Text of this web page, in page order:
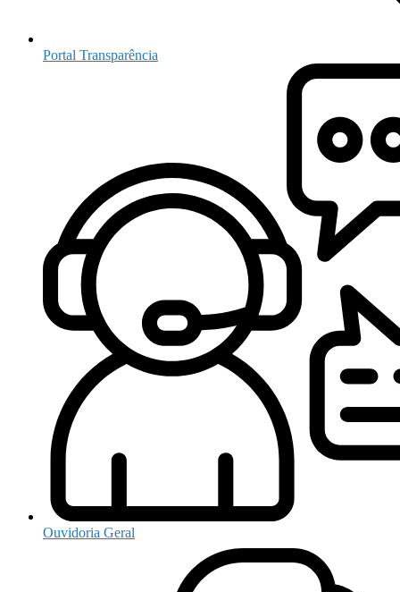
Portal Transparência
Ouvidoria Geral